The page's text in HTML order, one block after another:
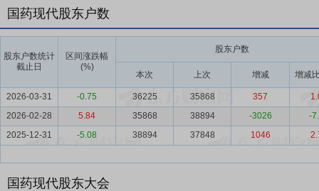
国药现代股东户数
股东户数统计
截止日
区间涨跌幅
(%)
股东户数
本次 上次 增减 增减
2026-03-31 -0.75 36225 35868 357
2026-02-28
5.84 35868 38894 -3026
-
2025-12-31
-5.08 38894 37848 1046
国药现代股东大会